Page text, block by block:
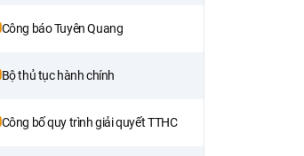
Công báo Tuyên Quang
Bộ thủ tục hành chính
Công bố quy trình giải quyết TTHC